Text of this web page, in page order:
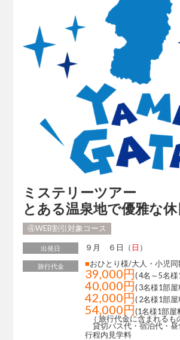
ミステリーツアー
とある温泉地で優雅な休
④WEB割引対象コース
出発日 ９月 ６日（ 日 ）
旅行代金 ■おひとり様/大人・小児同
39,000円( 4名～5名
40,000円( 3名様1部屋
42,000円( 2名様1部屋
54,000円(1名様1部屋
（ 旅行代金に含まれるも
貸切バス代・宿泊代・昼
行程内見学料